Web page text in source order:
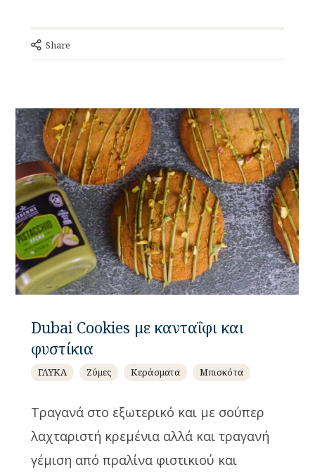
Share
Dubai Cookies με κανταΐφι και
φυστίκια
ΓΛΥΚΑ Ζύμες Κεράσματα Μπισκότα
Τραγανά στο εξωτερικό και με σούπερ
λαχταριστή κρεμένια αλλά και τραγανή
γέμιση από πραλίνα φιστικιού και